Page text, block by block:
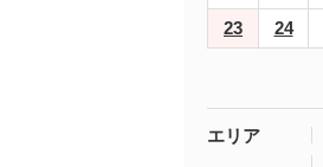
23
24
エリア